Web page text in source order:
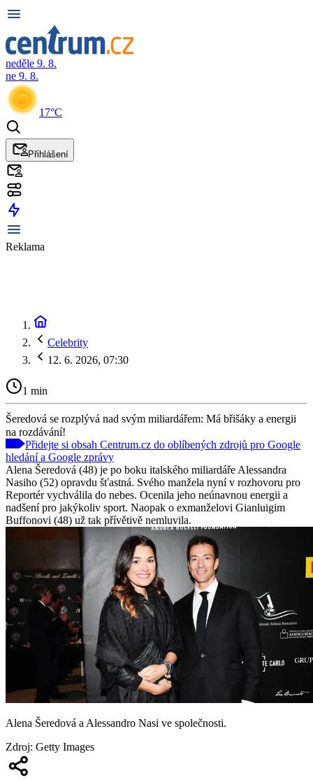
neděle 9. 8.
ne 9. 8.
17°C
Přihlášení
Reklama
Celebrity
12. 6. 2026, 07:30
1 min
Šeredová se rozplývá nad svým miliardářem: Má břišáky a energii
na rozdávání!
Přidejte si obsah Centrum.cz do oblíbených zdrojů pro Google
hledání a Google zprávy
Alena Šeredová (48) je po boku italského miliardáře Alessandra
Nasiho (52) opravdu šťastná. Svého manžela nyní v rozhovoru pro
Reportér vychválila do nebes. Ocenila jeho neúnavnou energii a
nadšení pro jakýkoliv sport. Naopak o exmanželovi Gianluigim
Buffonovi (48) už tak přívětivě nemluvila.
Alena Šeredová a Alessandro Nasi ve společnosti.
Zdroj: Getty Images